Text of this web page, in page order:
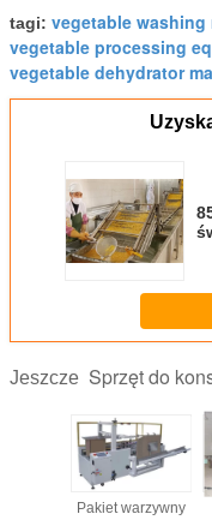
tagi: vegetable washing
vegetable processing
vegetable dehydrator
Jeszcze Sprzęt do
Pakiet warzywny